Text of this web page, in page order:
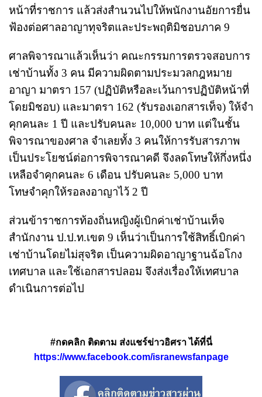
หน้าที่ราชการ แล้วส่งสำนวนไปให้พนักงานอัยการยื่น
ฟ้องต่อศาลอาญาทุจริตและประพฤติมิชอบภาค 9
ศาลพิจารณาแล้วเห็นว่า คณะกรรมการตรวจสอบการ
เช่าบ้านทั้ง 3 คน มีความผิดตามประมวลกฎหมาย
อาญา มาตรา 157 (ปฏิบัติหรือละเว้นการปฏิบัติหน้าที่
โดยมิชอบ) และมาตรา 162 (รับรองเอกสารเท็จ) ให้จำ
คุกคนละ 1 ปี และปรับคนละ 10,000 บาท แต่ในชั้น
พิจารณาของศาล จำเลยทั้ง 3 คนให้การรับสารภาพ
เป็นประโยชน์ต่อการพิจารณาคดี จึงลดโทษให้กึ่งหนึ่ง
เหลือจำคุกคนละ 6 เดือน ปรับคนละ 5,000 บาท
โทษจำคุกให้รอลงอาญาไว้ 2 ปี
ส่วนข้าราชการท้องถิ่นหญิงผู้เบิกค่าเช่าบ้านเท็จ
สำนักงาน ป.ป.ท.เขต 9 เห็นว่าเป็นการใช้สิทธิ์เบิกค่า
เช่าบ้านโดยไม่สุจริต เป็นความผิดอาญาฐานฉ้อโกง
เทศบาล และใช้เอกสารปลอม จึงส่งเรื่องให้เทศบาล
ดำเนินการต่อไป
#กดคลิก ติดตาม ส่งแชร์ข่าวอิศรา ได้ที่นี่
https://www.facebook.com/isranewsfanpage